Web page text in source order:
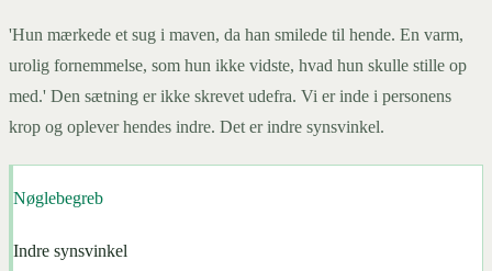
'Hun mærkede et sug i maven, da han smilede til hende. En varm,
urolig fornemmelse, som hun ikke vidste, hvad hun skulle stille op
med.' Den sætning er ikke skrevet udefra. Vi er inde i personens
krop og oplever hendes indre. Det er indre synsvinkel.
Nøglebegreb
Indre synsvinkel